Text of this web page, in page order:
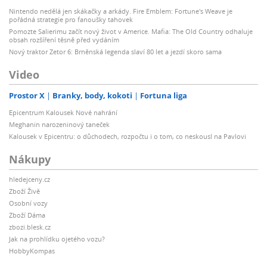
Nintendo nedělá jen skákačky a arkády. Fire Emblem: Fortune's Weave je
pořádná strategie pro fanoušky tahovek
Pomozte Salierimu začít nový život v Americe. Mafia: The Old Country odhaluje
obsah rozšíření těsně před vydáním
Nový traktor Zetor 6: Brněnská legenda slaví 80 let a jezdí skoro sama
Video
Prostor X Branky, body, kokoti Fortuna liga
Epicentrum Kalousek Nové nahrání
Meghanin narozeninový taneček
Kalousek v Epicentru: o důchodech, rozpočtu i o tom, co neskousl na Pavlovi
Nákupy
hledejceny.cz
Zboží Živě
Osobní vozy
Zboží Dáma
zbozi.blesk.cz
Jak na prohlídku ojetého vozu?
HobbyKompas